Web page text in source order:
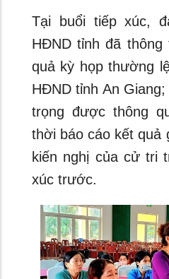
Tại buổi tiếp xúc,
HĐND tỉnh đã
quả kỳ họp thường
HĐND tỉnh An
trọng được thông
thời báo cáo kết quả
kiến nghị của cử tri
xúc trước.